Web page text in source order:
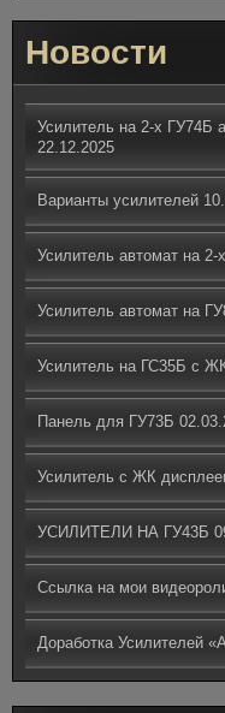
Новости
Усилитель на 2-х ГУ74Б
22.12.2025
Варианты усилителей
Усилитель автомат на
Усилитель автомат на
Усилитель на ГС35Б с
Панель для ГУ73Б
Усилитель с ЖК
УСИЛИТЕЛИ НА ГУ43Б
Ссылка на мои
Доработка Усилителей